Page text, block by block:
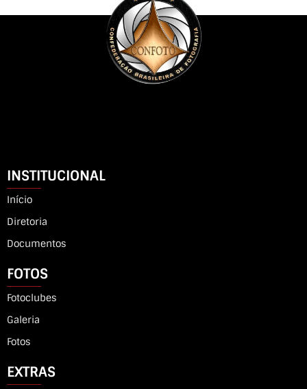
INSTITUCIONAL
Início
Diretoria
Documentos
FOTOS
Fotoclubes
Galeria
Fotos
EXTRAS